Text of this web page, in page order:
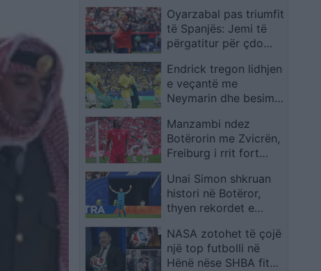
Oyarzabal pas triumfit
të Spanjës: Jemi të
përgatitur për çdo
Endrick tregon lidhjen
e veçantë me
Neymarin dhe besimin
Manzambi ndez
Botërorin me Zvicrën,
Freiburg i rrit fort
Unai Simon shkruan
histori në Botëror,
thyen rekordet e
NASA zotohet të çojë
një top futbolli në
Hënë nëse SHBA fiton